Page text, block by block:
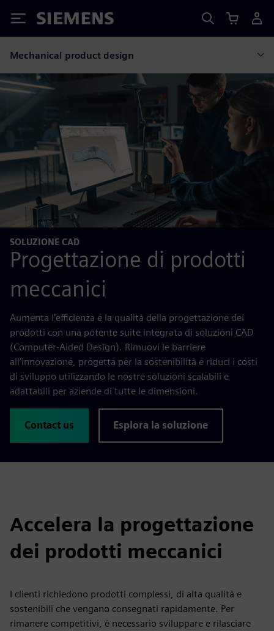
Siemens
Mechanical product design
SOLUZIONE CAD
Progettazione di prodotti
meccanici
Aumenta l’efficienza e la qualità della progettazione dei
prodotti con una potente suite integrata di soluzioni CAD
(Computer-Aided Design). Rimuovi le barriere
all’innovazione, progetta per la sostenibilità e riduci i costi
di sviluppo utilizzando le nostre soluzioni scalabili e
adattabili per aziende di tutte le dimensioni.
Contact us Esplora la soluzione
Accelera la progettazione
dei prodotti meccanici
I clienti richiedono prodotti complessi, di alta qualità e
sostenibili che vengano consegnati rapidamente. Per
rimanere competitivi, è necessario sviluppare e rilasciare